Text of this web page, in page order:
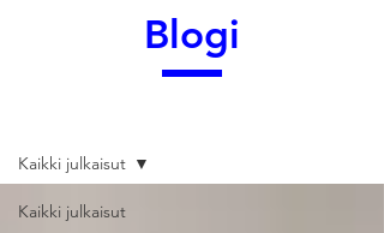
Blogi
Kaikki julkaisut
Kaikki julkaisut